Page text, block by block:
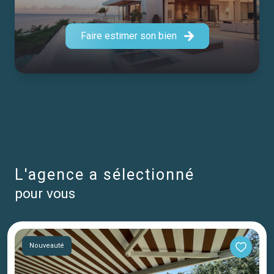
Faire estimer son bien
à une équipe compétente et passionnée, prête à vous
accompagner main dans la main dans vosprojets
immobiliers
l'agence a sélectionné
pour vous
Nouveauté